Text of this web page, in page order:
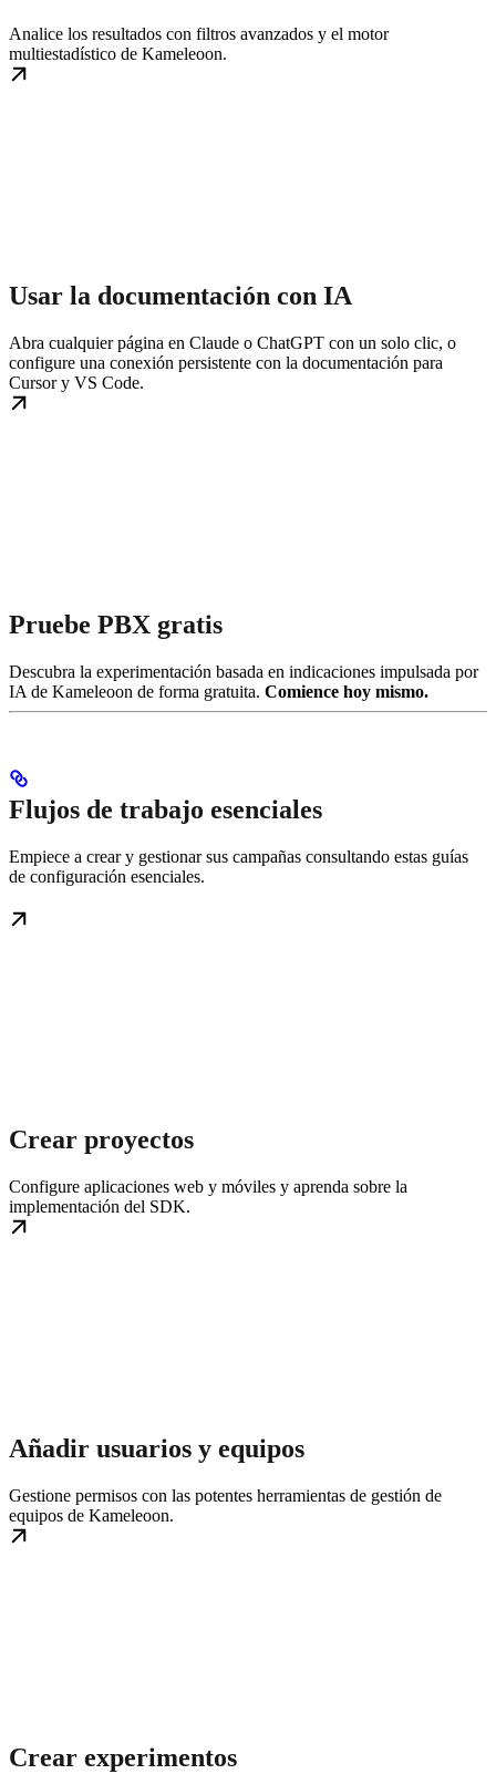
Analice los resultados con filtros avanzados y el motor
multiestadístico de Kameleoon.
Usar la documentación con IA
Abra cualquier página en Claude o ChatGPT con un solo clic, o
configure una conexión persistente con la documentación para
Cursor y VS Code.
Pruebe PBX gratis
Descubra la experimentación basada en indicaciones impulsada por
IA de Kameleoon de forma gratuita. Comience hoy mismo.
Flujos de trabajo esenciales
Empiece a crear y gestionar sus campañas consultando estas guías
de configuración esenciales.
Crear proyectos
Configure aplicaciones web y móviles y aprenda sobre la
implementación del SDK.
Añadir usuarios y equipos
Gestione permisos con las potentes herramientas de gestión de
equipos de Kameleoon.
Crear experimentos